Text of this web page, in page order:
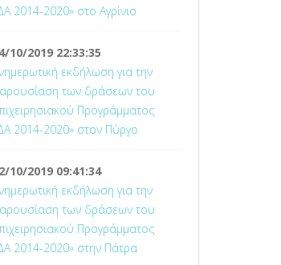
2014-2020» στο Αγρίνιο
10/2019 22:33:35
εκδήλωση για την
των δράσεων του
Προγράμματος
2014-2020» στον Πύργο
10/2019 09:41:34
εκδήλωση για την
των δράσεων του
Προγράμματος
2014-2020» στην Πάτρα